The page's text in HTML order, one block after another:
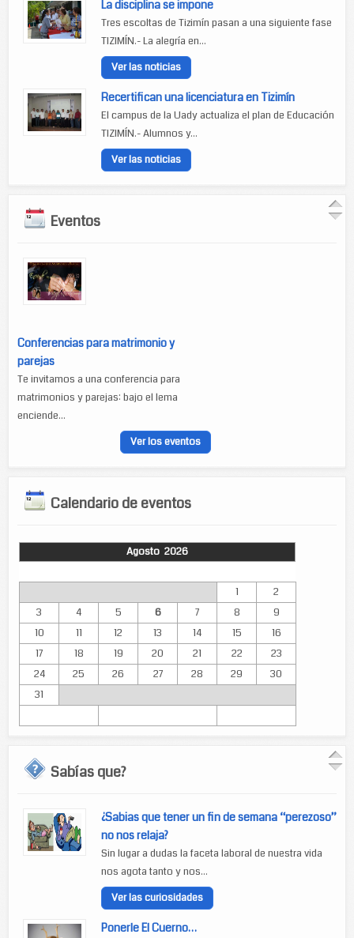
La disciplina se impone
Tres escoltas de Tizimín pasan a una siguiente fase
TIZIMÍN.- La alegría en...
Ver las noticias
Recertifican una licenciatura en Tizimín
El campus de la Uady actualiza el plan de Educación
TIZIMÍN.- Alumnos y...
Ver las noticias
Eventos
Conferencias para matrimonio y
parejas
Te invitamos a una conferencia para
matrimonios y parejas: bajo el lema
enciende...
Ver los eventos
Calendario de eventos
Agosto 2026
1
2
3
4 5 6 7 8
9
10
11 12 13 14 15
16
17
18 19 20 21 22
23
24
25 26 27 28 29
30
31
Sabías que?
¿Sabias que tener un fin de semana “perezoso”
no nos relaja?
Sin lugar a dudas la faceta laboral de nuestra vida
nos agota tanto y nos...
Ver las curiosidades
Ponerle El Cuerno…